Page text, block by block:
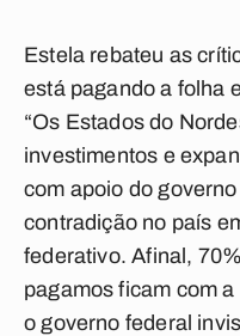
Estela rebateu as
está pagando a folha
“Os Estados do
investimentos e
com apoio do
contradição no país
federativo. Afinal,
pagamos ficam com
o governo federal